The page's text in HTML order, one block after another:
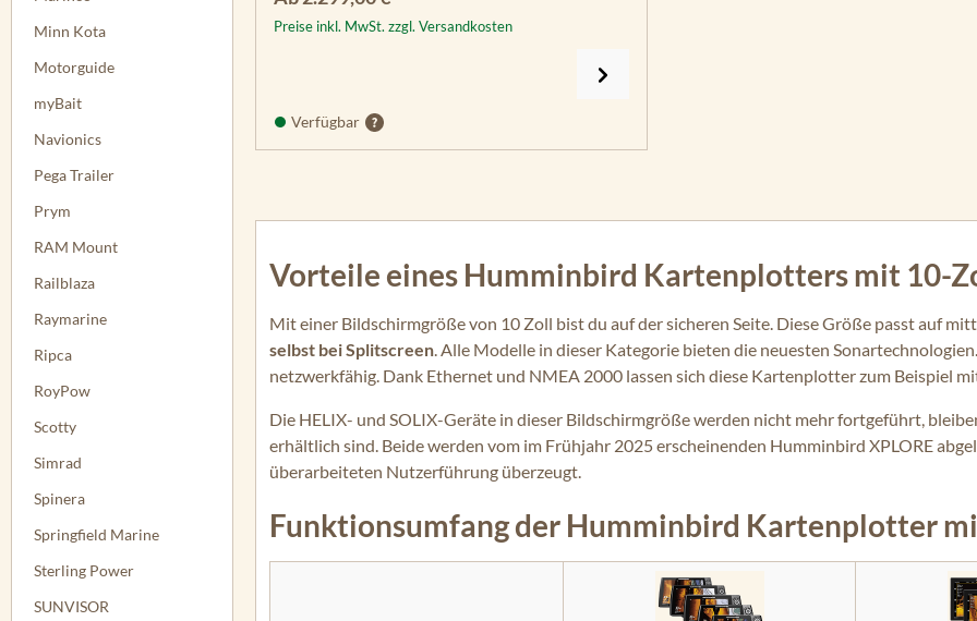
Minn Kota
Motorguide
myBait
Navionics
Pega Trailer
Prym
RAM Mount
Railblaza
Raymarine
Ripca
RoyPow
Scotty
Simrad
Spinera
Springfield Marine
Sterling Power
SUNVISOR
Preise inkl. MwSt. zzgl. Versandkosten
Verfügbar
Vorteile eines Humminbird Kartenplotters mit 10-
Mit einer Bildschirmgröße von 10 Zoll bist du auf der sicheren Seite. Diese Größe passt auf
selbst bei Splitscreen. Alle Modelle in dieser Kategorie bieten die neuesten
netzwerkfähig. Dank Ethernet und NMEA 2000 lassen sich diese Kartenplotter zum Beispiel
Die HELIX- und SOLIX-Geräte in dieser Bildschirmgröße werden nicht mehr fortgeführt,
erhältlich sind. Beide werden vom im Frühjahr 2025 erscheinenden Humminbird XPLORE
überarbeiteten Nutzerführung überzeugt.
Funktionsumfang der Humminbird Kartenplotter